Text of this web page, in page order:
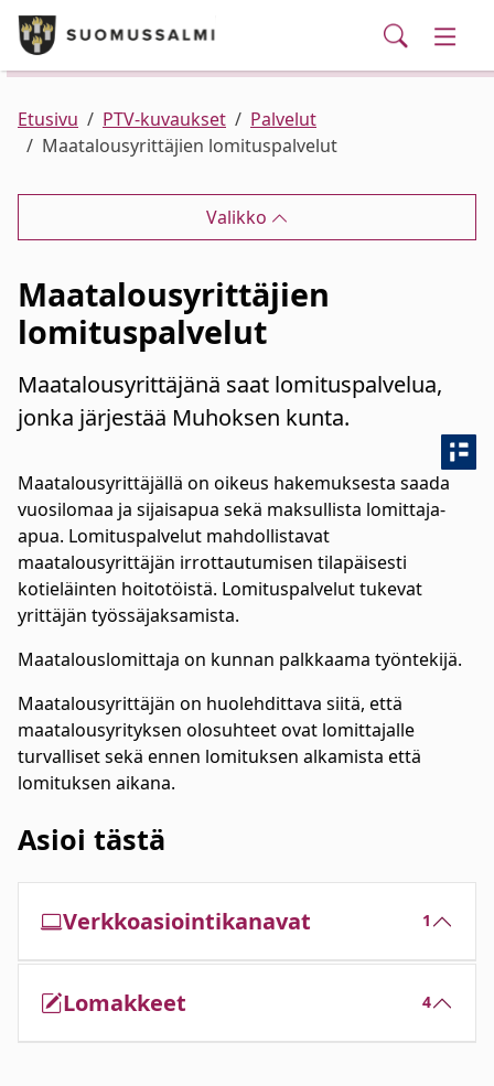
Siirry pääsisältöön
Puhelinluettelo/yhteystiedot
Palvelut
Ajankohtaista
Verkkokauppa
Haku
Kunta ja hallinto
Asuminen ja ympäristö
Elinvoima
Kulttuuri, vapaa-aika ja nuoret
Etusivu PTV-kuvaukset
Palvelut
Maatalousyrittäjien lomituspalvelut
Valikko
Maatalousyrittäjien
lomituspalvelut
Maatalousyrittäjänä saat lomituspalvelua,
jonka järjestää Muhoksen kunta.
Maatalousyrittäjällä on oikeus hakemuksesta saada
vuosilomaa ja sijaisapua sekä maksullista lomittaja-
apua. Lomituspalvelut mahdollistavat
maatalousyrittäjän irrottautumisen tilapäisesti
kotieläinten hoitotöistä. Lomituspalvelut tukevat
yrittäjän työssäjaksamista.
Maatalouslomittaja on kunnan palkkaama työntekijä.
Maatalousyrittäjän on huolehdittava siitä, että
maatalousyrityksen olosuhteet ovat lomittajalle
turvalliset sekä ennen lomituksen alkamista että
lomituksen aikana.
Asioi tästä
Verkkoasiointikanavat 1
Lomakkeet 4